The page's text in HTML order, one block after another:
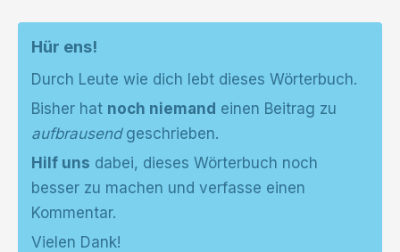
Hür ens!
Durch Leute wie dich lebt dieses Wörterbuch.
Bisher hat noch niemand einen Beitrag zu
aufbrausendgeschrieben.
Hilf uns dabei, dieses Wörterbuch noch
besser zu machen und verfasse einen
Kommentar.
Vielen Dank!